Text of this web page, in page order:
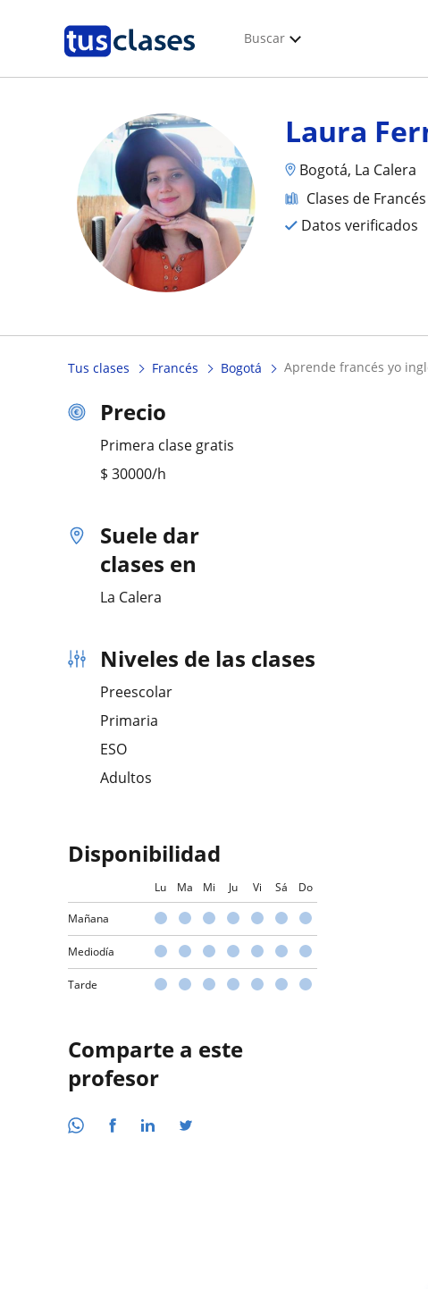
Buscar
Laura
Bogotá, La Calera
Clases de Francés
Datos verificados
Tus clases Francés Bogotá aprende francés yo
Precio
Primera clase gratis
$ 30000/h
Suele dar
clases en
La Calera
Niveles de las clases
Preescolar
Primaria
ESO
Adultos
Disponibilidad
Lu Ma Mi Ju Vi Sá Do
Mañana
Mediodía
Tarde
Comparte a este
profesor